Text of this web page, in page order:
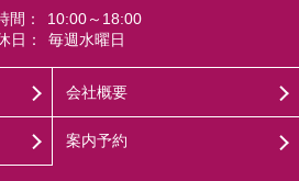
間：
10:00～18:00
日：
毎週水曜日
会社概要
案内予約